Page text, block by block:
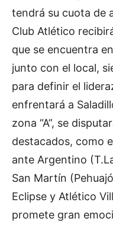
tendrá su cuota de
Club Atlético
que se encuentra
junto con el local,
para definir el
enfrentará a
zona “A”, se
destacados, como
ante Argentino
San Martín
Eclipse y Atlético
promete gran